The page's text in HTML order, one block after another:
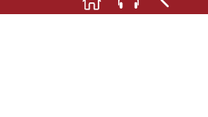
beobachtet ohne jedoch die